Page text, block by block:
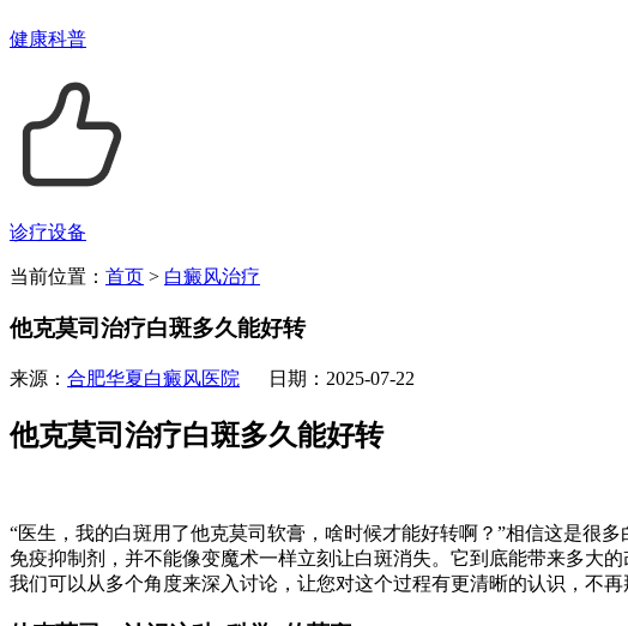
健康科普
诊疗设备
当前位置： 首页 > 白癜风治疗
他克莫司治疗白斑多久能好转
来源： 合肥华夏白癜风医院 日期：2025-07-22
他克莫司治疗白斑多久能好转
“医生，我的白斑用了他克莫司软膏，啥时候才能好转啊？”相信这是很
免疫抑制剂，并不能像变魔术一样立刻让白斑消失。它到底能带来多大
我们可以从多个角度来深入讨论，让您对这个过程有更清晰的认识，不再